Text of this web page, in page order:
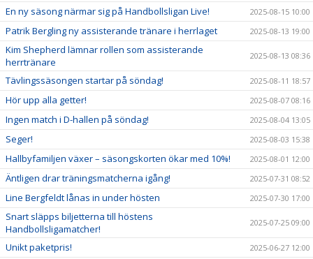
En ny säsong närmar sig på Handbollsligan Live! 2025-08-15 10:00
Patrik Bergling ny assisterande tränare i herrlaget 2025-08-13 19:00
Kim Shepherd lämnar rollen som assisterande
herrtränare
2025-08-13 08:36
Tävlingssäsongen startar på söndag! 2025-08-11 18:57
Hör upp alla getter! 2025-08-07 08:16
Ingen match i D-hallen på söndag! 2025-08-04 13:05
Seger! 2025-08-03 15:38
Hallbyfamiljen växer – säsongskorten ökar med 10%! 2025-08-01 12:00
Äntligen drar träningsmatcherna igång! 2025-07-31 08:52
Line Bergfeldt lånas in under hösten 2025-07-30 17:00
Snart släpps biljetterna till höstens
Handbollsligamatcher!
2025-07-25 09:00
Unikt paketpris! 2025-06-27 12:00